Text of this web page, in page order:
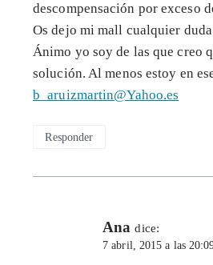
descompensación por exceso
Os dejo mi mall cualquier duda
Ánimo yo soy de las que creo
solución. Al menos estoy en
b_aruizmartin@Yahoo.es
Responder
Ana dice:
7 abril, 2015 a las